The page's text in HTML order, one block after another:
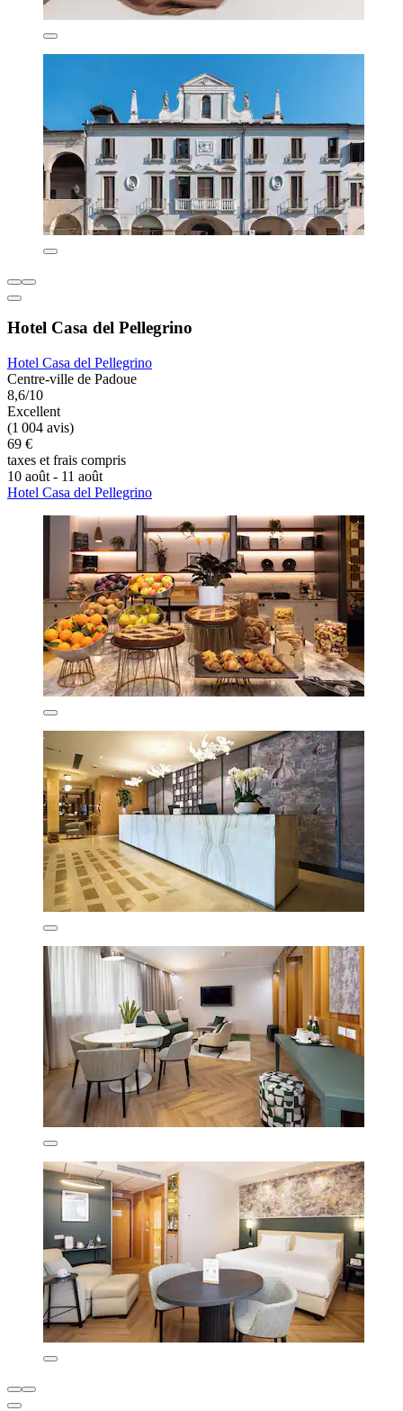
Hotel Casa del Pellegrino
Hotel Casa del Pellegrino
Centre-ville de Padoue
8,6/10
Excellent
(1 004 avis)
69 €
taxes et frais compris
10 août - 11 août
Hotel Casa del Pellegrino